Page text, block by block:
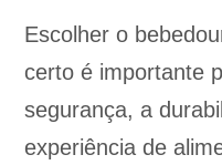
Escolher o
certo é importante
segurança, a
experiência de